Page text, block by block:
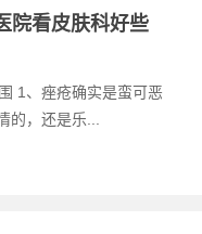
院看皮肤科好些
1、痤疮确实是蛮可恶
，还是乐...